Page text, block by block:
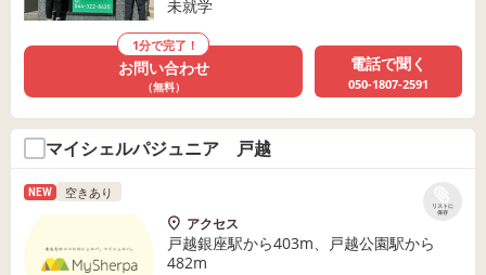
未就学
1分で完了！
お問い合わせ
（無料）
電話で聞く
050-1807-2591
マイシェルパジュニア 戸越
リストに
保存
NEW 空きあり
アクセス
戸越銀座駅から403m、戸越公園駅から
482m